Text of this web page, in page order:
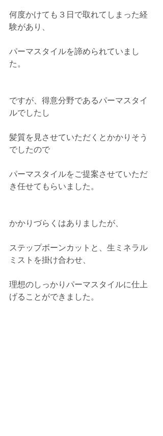
何度かけても３日で取れてしまった経
験があり、
パーマスタイルを諦められていまし
た。
ですが、得意分野であるパーマスタイ
ルでしたし
髪質を見させていただくとかかりそう
でしたので
パーマスタイルをご提案させていただ
き任せてもらいました。
かかりづらくはありましたが、
ステップボーンカットと、生ミネラル
ミストを掛け合わせ、
理想のしっかりパーマスタイルに仕上
げることができました。